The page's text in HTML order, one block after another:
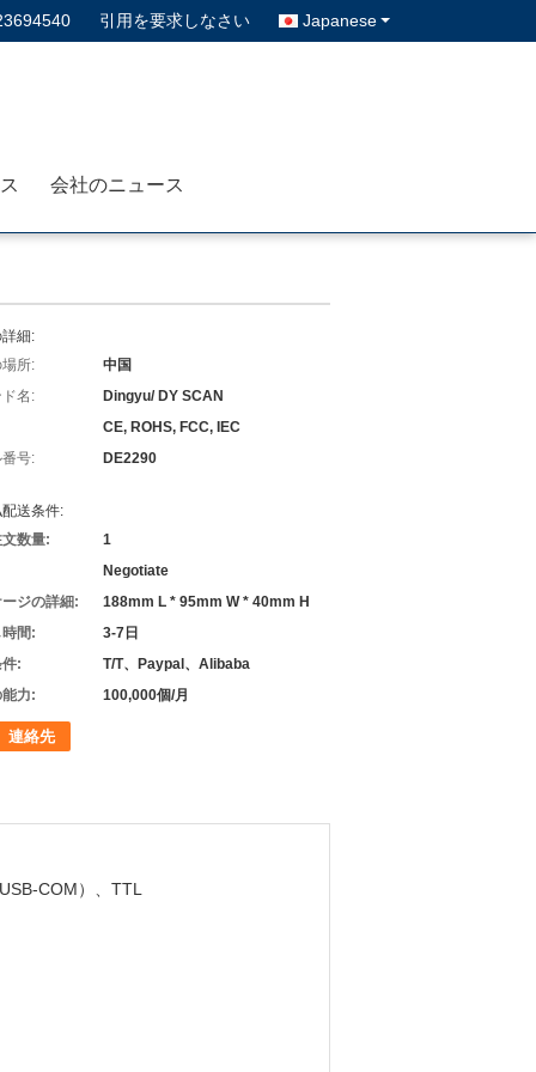
引用を要求しなさい Japanese
会社のニュース
細:
所:
中国
名:
Dingyu/ DY SCAN
CE, ROHS, FCC, IEC
号:
DE2290
送条件:
数量:
1
Negotiate
ジの詳細:
188mm L * 95mm W * 40mm H
間:
3-7日
:
T/T、Paypal、Alibaba
力:
100,000個/月
連絡先
COM）、TTL